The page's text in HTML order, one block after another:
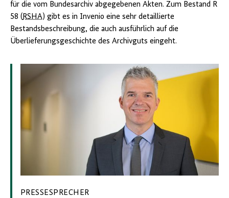
für die vom Bundesarchiv abgegebenen Akten. Zum Bestand R
58 (RSHA) gibt es in Invenio eine sehr detaillierte
Bestandsbeschreibung, die auch ausführlich auf die
Überlieferungsgeschichte des Archivguts eingeht.
PRESSESPRECHER